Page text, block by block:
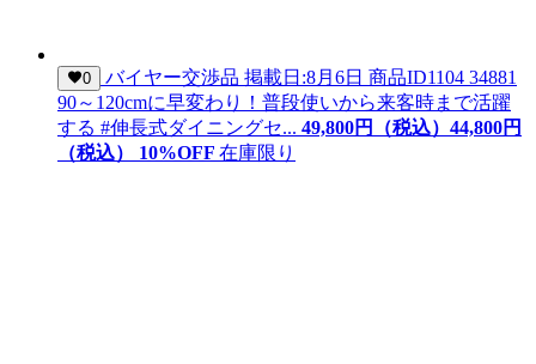
0 バイヤー交渉品 掲載日:8月6日 商品ID1104 34881
90～120cmに早変わり！普段使いから来客時まで活躍
する #伸長式ダイニングセ... 49,800円（税込） 44,800円
（税込）
10%OFF 在庫限り